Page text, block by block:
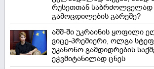
რუსეთთან საბრძოლველად
გამოცდილების გარეშე?
აშშ-ში უკრაინის ყოფილი
ვიცე-პრემიერი, ოლგა
უკანონო გამდიდრების
ეჭვმიტანილად ცნეს